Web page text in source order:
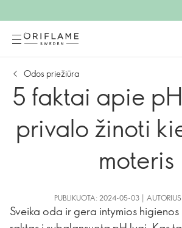
Odos priežiūra
5 faktai apie
privalo žinoti
moteris
PUBLIKUOTA: 2024-05-03 |
Sveika oda ir gera intymios